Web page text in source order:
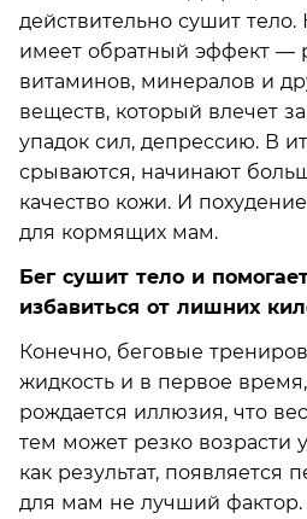
действительно сушит
имеет обратный эффект —
витаминов, минералов и
веществ, который влечет
упадок сил, депрессию. В
срываются, начинают
качество кожи. И
для кормящих мам.
Бег сушит тело и
избавиться от лишних
Конечно, беговые
жидкость и в первое время,
рождается иллюзия, что
тем может резко возрасти
как результат, появляется
для мам не лучший фактор.